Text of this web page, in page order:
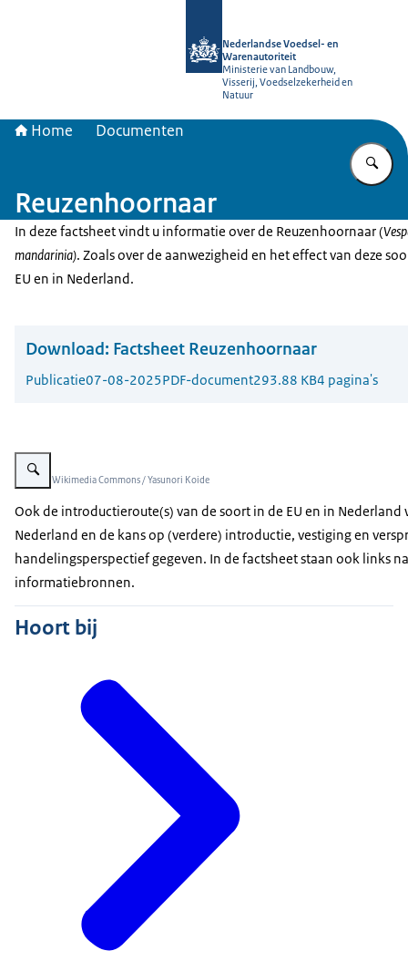
Nederlandse Voedsel- en
Warenautoriteit
Ministerie van Landbouw,
Visserij, Voedselzekerheid en
Natuur
Home Documenten
Reuzenhoornaar
In deze factsheet vindt u informatie over de Reuzenhoornaar (
mandarinia). Zoals over de aanwezigheid en het effect van deze
EU en in Nederland.
Download: Factsheet Reuzenhoornaar
Publicatie07-08-2025PDF-document293.88 KB4 pagina's
Vergroot afbeelding Reuzenhoornaar
Beeld: © Wikimedia Commons / Yasunori Koide
Ook de introductieroute(s) van de soort in de EU en in
Nederland en de kans op (verdere) introductie, vestiging en
handelingsperspectief gegeven. In de factsheet staan ook links
informatiebronnen.
Hoort bij